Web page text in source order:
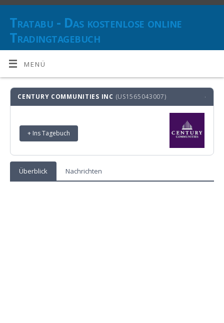
Tratabu - Das kostenlose online
Tradingtagebuch
DOKUMENTIEREN SIE IHRE TRANSAKTIONEN UND BEHALTEN SIE
DEN ÜBERBLICK ÜBER IHRE ANLAGESTRATEGIE(N)
MENÜ
CENTURY COMMUNITIES INC (US1565043007) ·
+ Ins Tagebuch
Überblick Nachrichten